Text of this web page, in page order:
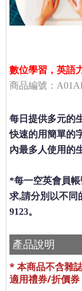
數位學習，英語
商品編號：
每日提供多元的
快速的用簡單的
內最多人使用的
*每一空英會員
求,請分別以不同
9123。
產品說明
* 本商品不含雜
適用禮券/折價券